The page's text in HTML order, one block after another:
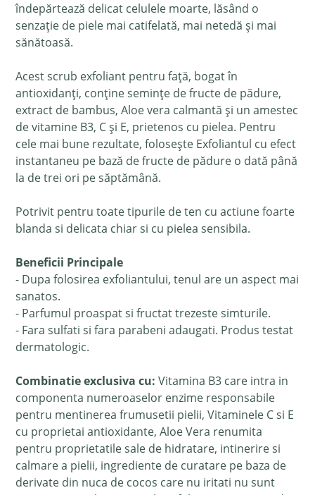
îndepărtează delicat celulele moarte, lăsând o
senzație de piele mai catifelată, mai netedă și mai
sănătoasă.
Acest scrub exfoliant pentru față, bogat în
antioxidanți, conține semințe de fructe de pădure,
extract de bambus, Aloe vera calmantă și un amestec
de vitamine B3, C și E, prietenos cu pielea. Pentru
cele mai bune rezultate, folosește Exfoliantul cu efect
instantaneu pe bază de fructe de pădure o dată până
la de trei ori pe săptămână.
Potrivit pentru toate tipurile de ten cu actiune foarte
blanda si delicata chiar si cu pielea sensibila.
Beneficii Principale
- Dupa folosirea exfoliantului, tenul are un aspect mai
sanatos.
- Parfumul proaspat si fructat trezeste simturile.
- Fara sulfati si fara parabeni adaugati. Produs testat
dermatologic.
Combinatie exclusiva cu: Vitamina B3 care intra in
componenta numeroaselor enzime responsabile
pentru mentinerea frumusetii pielii, Vitaminele C si E
cu proprietai antioxidante, Aloe Vera renumita
pentru proprietatile sale de hidratare, intinerire si
calmare a pielii, ingrediente de curatare pe baza de
derivate din nuca de cocos care nu iritati nu sunt